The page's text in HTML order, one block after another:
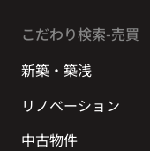
こだわり検索-売買
新築・築浅
リノベーション
中古物件